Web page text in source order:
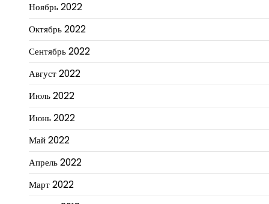
Ноябрь 2022
Октябрь 2022
Сентябрь 2022
Август 2022
Июль 2022
Июнь 2022
Май 2022
Апрель 2022
Март 2022